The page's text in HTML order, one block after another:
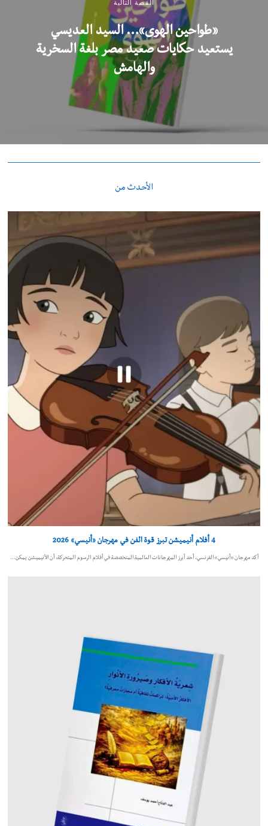
القصة التالية
«طواحين الهوى»… السيد العديسي
يستعيد حكايات صعيد مصر بلغة السخرية
والهامش
الأحدث من
4 أفلام أنيميشن تبرز قوة الفن في مهرجان «أنيسي» 2026
أكد مهرجان «أنيسي» الفرنسي، أحد أبرز المهرجانات العالمية المتخصصة في أفلام الرسوم المتحركة، أن الأنيميشن يمكن…